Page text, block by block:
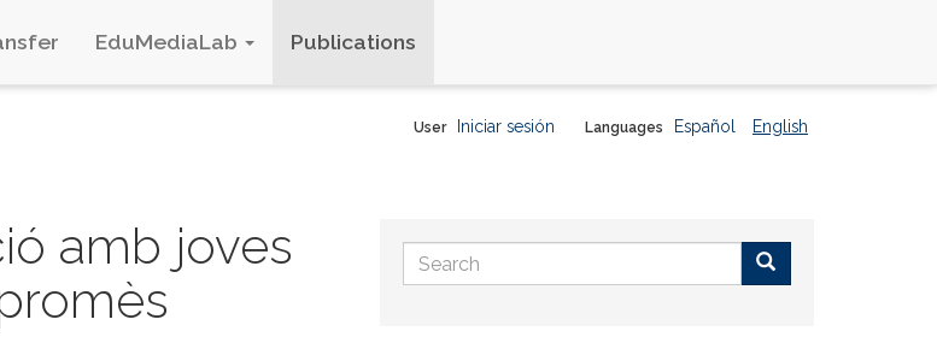
EduMediaLab Publications
Languages Español English
User Iniciar sesión
amb joves
Search
form